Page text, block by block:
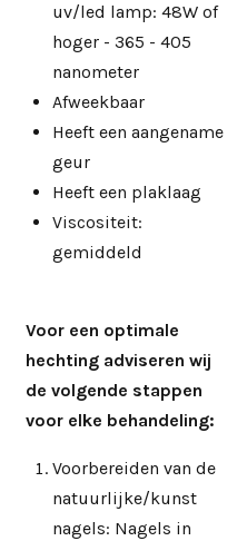
uv/led lamp: 48W of
hoger - 365 - 405
nanometer
Afweekbaar
Heeft een aangename
geur
Heeft een plaklaag
Viscositeit:
gemiddeld
Voor een optimale
hechting adviseren wij
de volgende stappen
voor elke behandeling:
Voorbereiden van de
natuurlijke/kunst
nagels: Nagels in